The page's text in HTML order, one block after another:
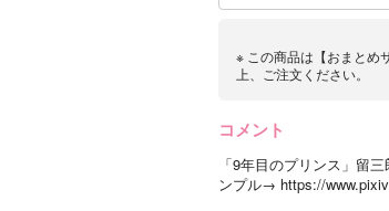
※ この商品は【おまとめ
上、ご注文ください。
コメント
「9年目のプリンス」留
ンプル→ https://